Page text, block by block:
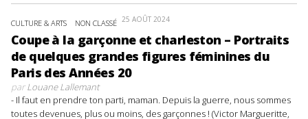
CULTURE & ARTS NON CLASSÉ 25 AOÛT 2024
Coupe à la garçonne et charleston – Portraits
de quelques grandes figures féminines du
Paris des Années 20
parLouane Lallemant
- Il faut en prendre ton parti, maman. Depuis la guerre, nous sommes
toutes devenues, plus ou moins, des garçonnes ! (Victor Margueritte,